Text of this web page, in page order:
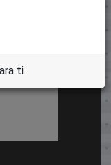
ti